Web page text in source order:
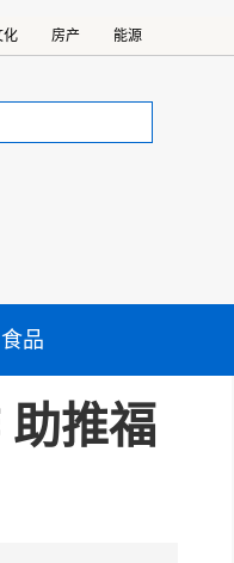
化 房产 能源
食品
助推福